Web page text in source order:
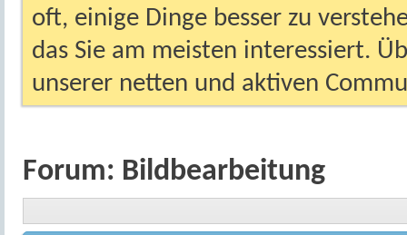
oft, einige Dinge besser zu
das Sie am meisten interessiert.
unserer netten und aktiven
Forum: Bildbearbeitung